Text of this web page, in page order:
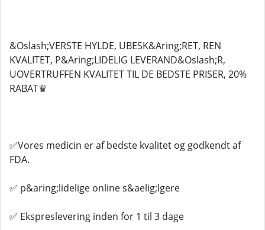
&Oslash;VERSTE HYLDE, UBESK&Aring;RET, REN
KVALITET, P&Aring;LIDELIG LEVERAND&Oslash;R,
UOVERTRUFFEN KVALITET TIL DE BEDSTE PRISER, 20%
RABAT♛
✅Vores medicin er af bedste kvalitet og godkendt af
FDA.
✅ p&aring;lidelige online s&aelig;lgere
✅ Ekspreslevering inden for 1 til 3 dage